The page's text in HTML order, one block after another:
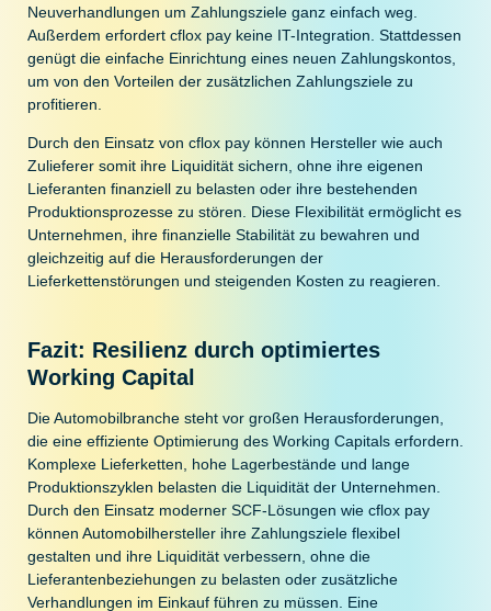
Neuverhandlungen um Zahlungsziele ganz einfach weg.
Außerdem erfordert cflox pay keine IT-Integration. Stattdessen
genügt die einfache Einrichtung eines neuen Zahlungskontos,
um von den Vorteilen der zusätzlichen Zahlungsziele zu
profitieren.
Durch den Einsatz von cflox pay können Hersteller wie auch
Zulieferer somit ihre Liquidität sichern, ohne ihre eigenen
Lieferanten finanziell zu belasten oder ihre bestehenden
Produktionsprozesse zu stören. Diese Flexibilität ermöglicht es
Unternehmen, ihre finanzielle Stabilität zu bewahren und
gleichzeitig auf die Herausforderungen der
Lieferkettenstörungen und steigenden Kosten zu reagieren.
Fazit: Resilienz durch optimiertes
Working Capital
Die Automobilbranche steht vor großen Herausforderungen,
die eine effiziente Optimierung des Working Capitals erfordern.
Komplexe Lieferketten, hohe Lagerbestände und lange
Produktionszyklen belasten die Liquidität der Unternehmen.
Durch den Einsatz moderner SCF-Lösungen wie cflox pay
können Automobilhersteller ihre Zahlungsziele flexibel
gestalten und ihre Liquidität verbessern, ohne die
Lieferantenbeziehungen zu belasten oder zusätzliche
Verhandlungen im Einkauf führen zu müssen. Eine